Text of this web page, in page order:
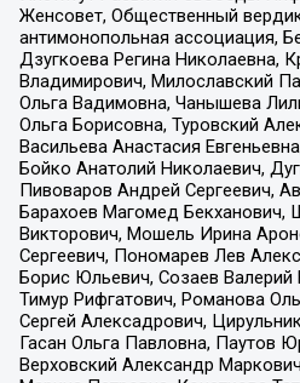
Женсовет, Общественный
антимонопольная ассоциация,
Дзугкоева Регина Николаевна,
Владимирович, Милославский
Ольга Вадимовна, Чанышева
Ольга Борисовна, Туровский
Васильева Анастасия
Бойко Анатолий Николаевич,
Пивоваров Андрей Сергеевич,
Барахоев Магомед Бекханович,
Викторович, Мошель Ирина
Сергеевич, Пономарев Лев
Борис Юльевич, Созаев
Тимур Рифгатович, Романова
Сергей Алексадрович,
Гасан Ольга Павловна, Паутов
Верховский Александр